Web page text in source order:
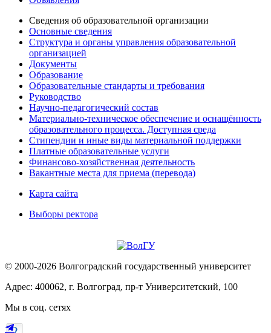
Сведения об образовательной организации
Основные сведения
Структура и органы управления образовательной
организацией
Документы
Образование
Образовательные стандарты и требования
Руководство
Научно-педагогический состав
Материально-техническое обеспечение и оснащённость
образовательного процесса. Доступная среда
Стипендии и иные виды материальной поддержки
Платные образовательные услуги
Финансово-хозяйственная деятельность
Вакантные места для приема (перевода)
Карта сайта
Выборы ректора
© 2000-2026 Волгоградский государственный университет
Адрес: 400062, г. Волгоград, пр-т Университетский, 100
Мы в соц. сетях